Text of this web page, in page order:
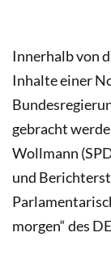
Innerhalb von
Inhalte einer
gebracht
Wollmann
und
morgen“ des